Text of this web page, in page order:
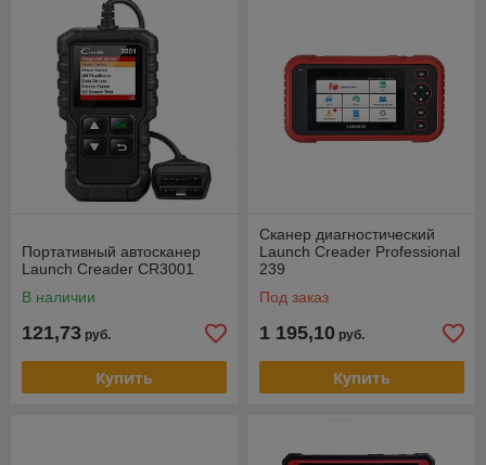
Портативный автосканер
Launch Creader CR3001
В наличии
121,73 руб.
Купить
Сканер диагностический
Launch Creader Professional
239
Под заказ
1 195,10 руб.
Купить